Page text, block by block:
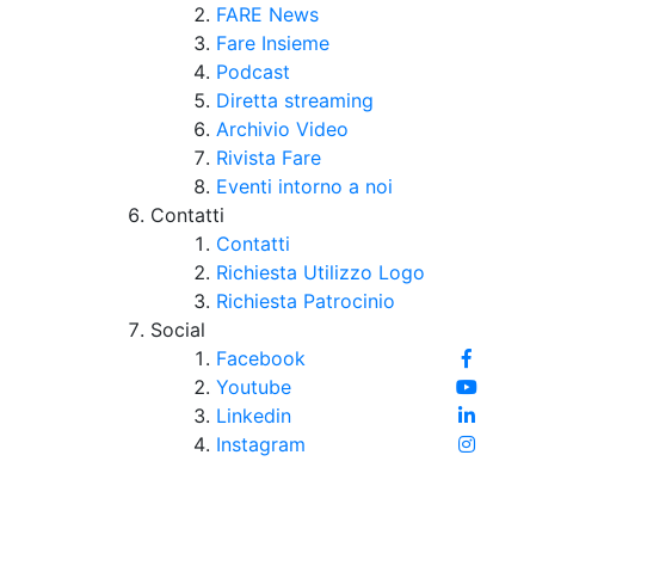
FARE News
Fare Insieme
Podcast
Diretta streaming
Archivio Video
Rivista Fare
Eventi intorno a noi
Contatti
Contatti
Richiesta Utilizzo Logo
Richiesta Patrocinio
Social
Facebook
Youtube
Linkedin
Instagram